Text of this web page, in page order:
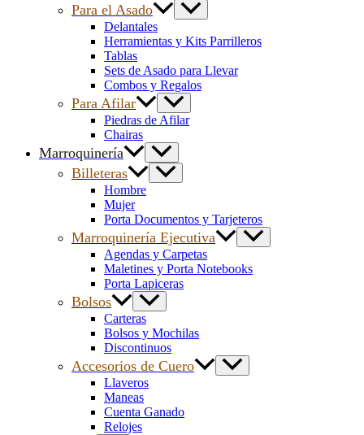
Para el Asado
Delantales
Herramientas y Kits Parrilleros
Tablas
Sets de Asado para Llevar
Combos y Regalos
Para Afilar
Piedras de Afilar
Chairas
Marroquinería
Billeteras
Hombre
Mujer
Porta Documentos y Tarjeteros
Marroquinería Ejecutiva
Agendas y Carpetas
Maletines y Porta Notebooks
Porta Lapiceras
Bolsos
Carteras
Bolsos y Mochilas
Discontinuos
Accesorios de Cuero
Llaveros
Maneas
Cuenta Ganado
Relojes